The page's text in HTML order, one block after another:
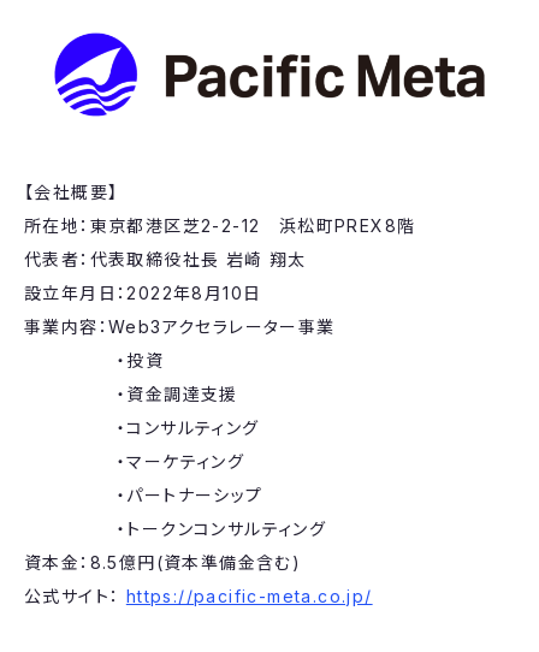
【会社概要】
所在地：東京都港区芝2-2-12 浜松町PREX8階
代表者：代表取締役社長 岩崎 翔太
設立年月日：2022年8月10日
事業内容：Web3アクセラレーター事業
・投資
・資金調達支援
・コンサルティング
・マーケティング
・パートナーシップ
・トークンコンサルティング
資本金：8.5億円(資本準備金含む)
公式サイト： https://pacific-meta.co.jp/